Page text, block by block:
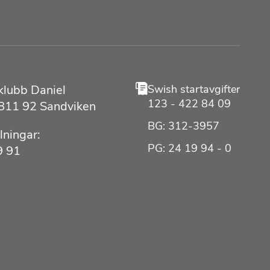
Daniel
92 Sandviken
91
Swish startavgifter
123 - 422 84 09
BG: 312-3957
PG: 24 19 94 - 0